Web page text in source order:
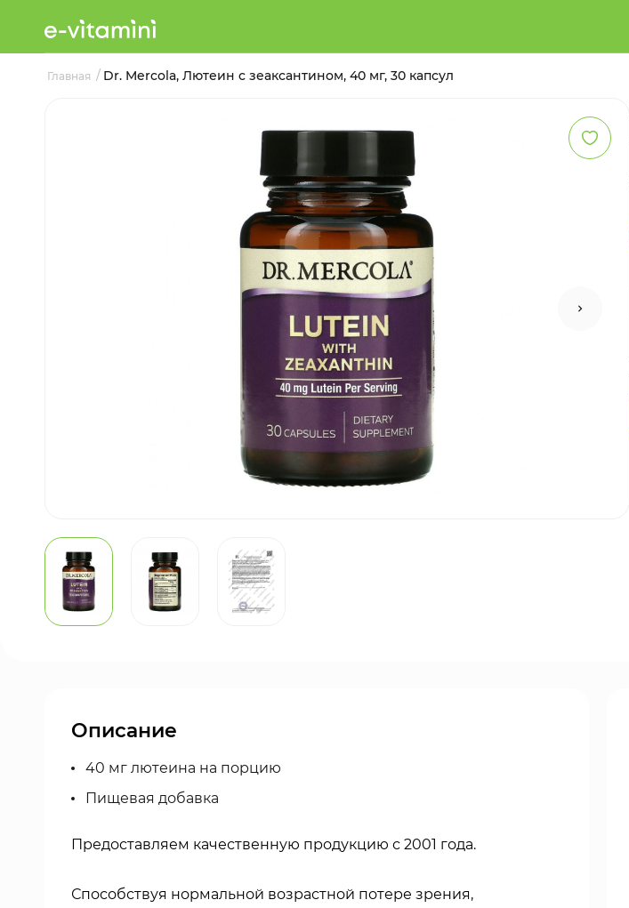
Главная / Dr. Mercola, Лютеин с зеаксантином, 40 мг, 30 капсул
Описание
40 мг лютеина на порцию
Пищевая добавка
Предоставляем качественную продукцию с 2001 года.
Способствуя нормальной возрастной потере зрения,